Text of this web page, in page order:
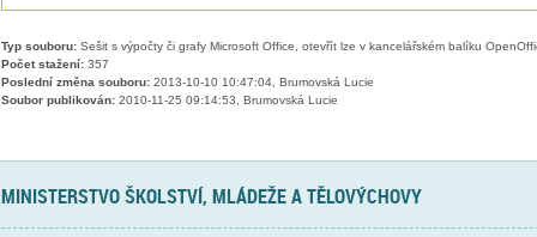
Typ souboru:Sešit s výpočty či grafy Microsoft Office, otevřít lze v kancelářském balíku
Počet stažení:357
Poslední změna souboru:2013-10-10 10:47:04, Brumovská Lucie
Soubor publikován:2010-11-25 09:14:53, Brumovská Lucie
MINISTERSTVO ŠKOLSTVÍ, MLÁDEŽE A TĚLOVÝCHOVY